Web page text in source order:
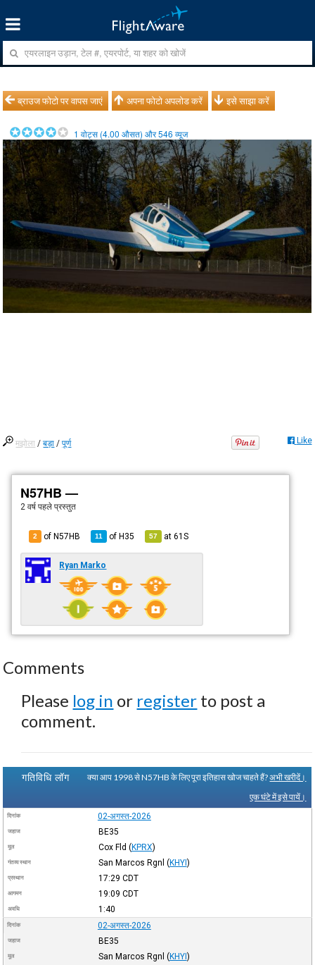
ब्राउज फोटो पर वापस जाएं अपना फोटो अपलोड करें इसे साझा करें
1 वोट्स (4.00 औसत) और546 व्यूज
मझोला /बड़ा /पूर्ण Like
N57HB —
2 वर्ष पहले प्रस्तुत
2 of N57HB 11 ofH35 57 at61S
Ryan Marko
Comments
Please log in or register to post a
comment.
गतिविधि लॉग क्या आप 1998 से N57HB के लिए पूरा इतिहास खोज चाहते हैं?अभी खरीदें।
एक घंटे में इसे पायें।
दिनांक 02-अगस्त-2026
जहाज BE35
मूल Cox Fld (KPRX)
गंतव्य स्थान San Marcos Rgnl (KHYI)
प्रस्थान 17:29 CDT
आगमन 19:09 CDT
अवधि 1:40
दिनांक 02-अगस्त-2026
जहाज BE35
मूल San Marcos Rgnl (KHYI)